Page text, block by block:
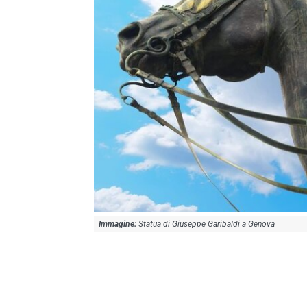
Statua di Giuseppe Garibaldi a Genova